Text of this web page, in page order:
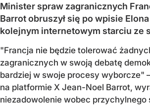
Minister spraw zagranicznych
Barrot obruszył się po wpisie
kolejnym internetowym starciu ze
"Francja nie będzie tolerować
zagranicznych w swoją debatę
bardziej w swoje procesy wyborcze"
na platformie X Jean-Noel Barrot,
niezadowolenie wobec przychylnego